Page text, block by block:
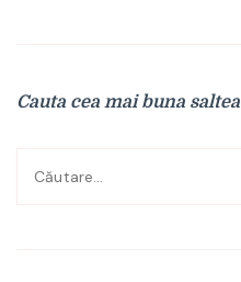
Cauta cea mai buna saltea
Caută